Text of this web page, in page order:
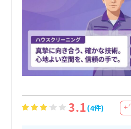
3.1 (4件) ＋